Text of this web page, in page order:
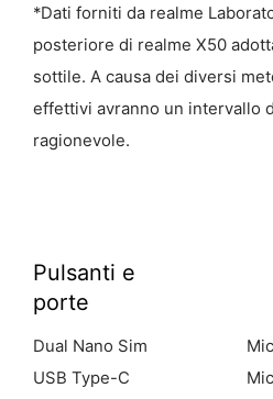
*Dati forniti da realme
posteriore di realme X50
sottile. A causa dei diversi
effettivi avranno un intervallo
ragionevole.
Pulsanti e
porte
Dual Nano Sim
USB Type-C